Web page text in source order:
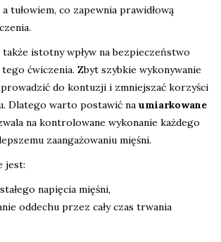
tułowiem, co zapewnia prawidłową
także istotny wpływ na bezpieczeństwo
ćwiczenia. Zbyt szybkie wykonywanie
do kontuzji i zmniejszać korzyści
Dlatego warto postawić na umiarkowane
na kontrolowane wykonanie każdego
zaangażowaniu mięśni.
jest:
napięcia mięśni,
oddechu przez cały czas trwania